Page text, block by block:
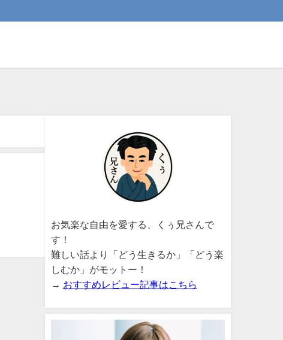
お気楽な自由を愛する、くぅ兄さんで
す！
難しい話より「どう生きるか」「どう楽
しむか」がモットー！
→ おすすめレビュー記事はこちら